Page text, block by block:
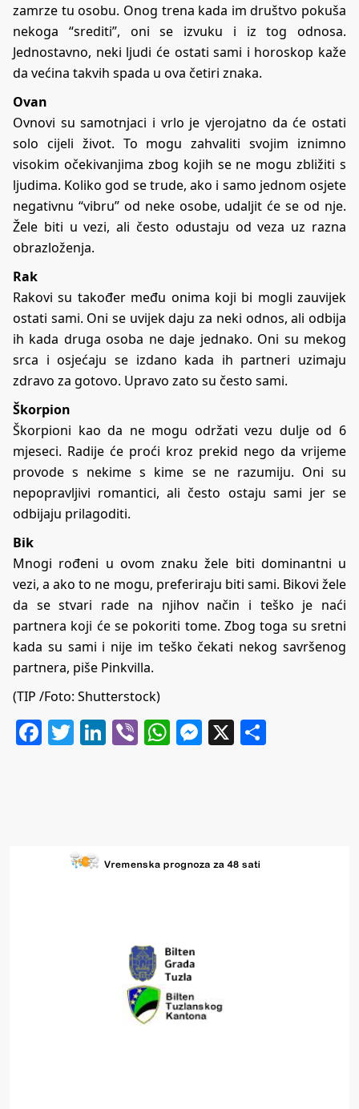
zamrze tu osobu. Onog trena kada im društvo pokuša
nekoga “srediti”, oni se izvuku i iz tog odnosa.
Jednostavno, neki ljudi će ostati sami i horoskop kaže
da većina takvih spada u ova četiri znaka.
Ovan
Ovnovi su samotnjaci i vrlo je vjerojatno da će ostati
solo cijeli život. To mogu zahvaliti svojim iznimno
visokim očekivanjima zbog kojih se ne mogu zbližiti s
ljudima. Koliko god se trude, ako i samo jednom osjete
negativnu “vibru” od neke osobe, udaljit će se od nje.
Žele biti u vezi, ali često odustaju od veza uz razna
obrazloženja.
Rak
Rakovi su također među onima koji bi mogli zauvijek
ostati sami. Oni se uvijek daju za neki odnos, ali odbija
ih kada druga osoba ne daje jednako. Oni su mekog
srca i osjećaju se izdano kada ih partneri uzimaju
zdravo za gotovo. Upravo zato su često sami.
Škorpion
Škorpioni kao da ne mogu održati vezu dulje od 6
mjeseci. Radije će proći kroz prekid nego da vrijeme
provode s nekime s kime se ne razumiju. Oni su
nepopravljivi romantici, ali često ostaju sami jer se
odbijaju prilagoditi.
Bik
Mnogi rođeni u ovom znaku žele biti dominantni u
vezi, a ako to ne mogu, preferiraju biti sami. Bikovi žele
da se stvari rade na njihov način i teško je naći
partnera koji će se pokoriti tome. Zbog toga su sretni
kada su sami i nije im teško čekati nekog savršenog
partnera, piše Pinkvilla.
(TIP /Foto: Shutterstock)
Facebook
Twitter
LinkedIn
ViberWhatsApp
Messenger
X